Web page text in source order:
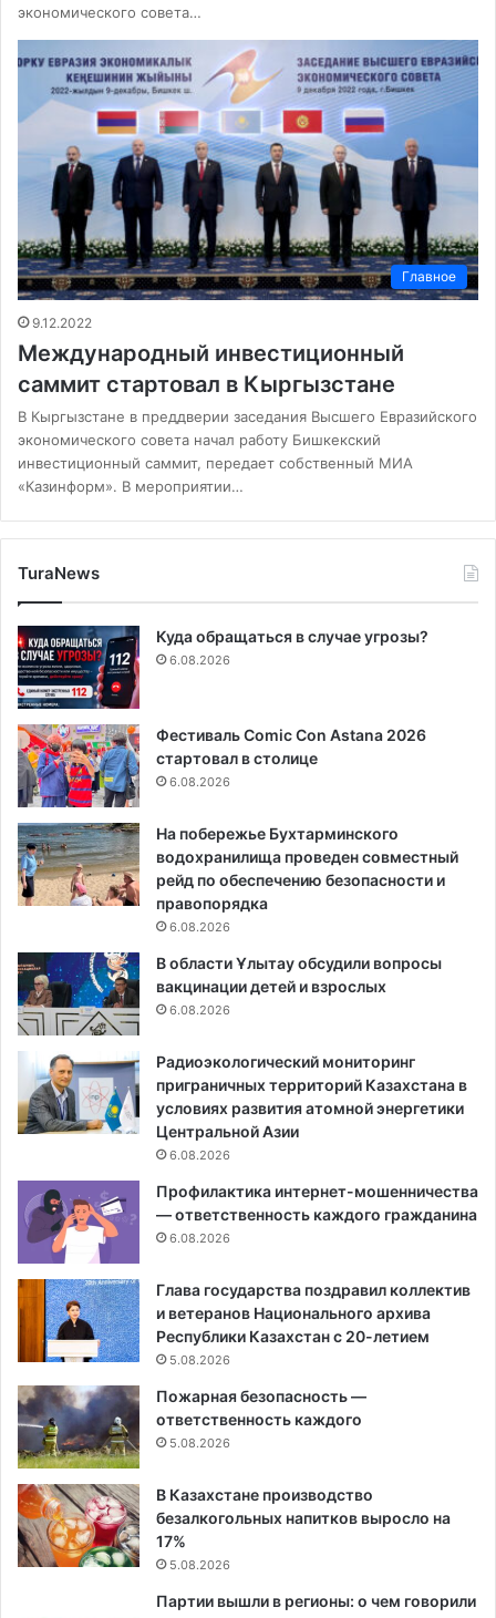
экономического совета…
Главное
9.12.2022
Международный инвестиционный
саммит стартовал в Кыргызстане
В Кыргызстане в преддверии заседания Высшего Евразийского
экономического совета начал работу Бишкекский
инвестиционный саммит, передает собственный МИА
«Казинформ». В мероприятии…
TuraNews
Куда обращаться в случае угрозы?
6.08.2026
Фестиваль Comic Con Astana 2026
стартовал в столице
6.08.2026
На побережье Бухтарминского
водохранилища проведен совместный
рейд по обеспечению безопасности и
правопорядка
6.08.2026
В области Ұлытау обсудили вопросы
вакцинации детей и взрослых
6.08.2026
Радиоэкологический мониторинг
приграничных территорий Казахстана в
условиях развития атомной энергетики
Центральной Азии
6.08.2026
Профилактика интернет-мошенничества
— ответственность каждого гражданина
6.08.2026
Глава государства поздравил коллектив
и ветеранов Национального архива
Республики Казахстан с 20-летием
5.08.2026
Пожарная безопасность —
ответственность каждого
5.08.2026
В Казахстане производство
безалкогольных напитков выросло на
17%
5.08.2026
Партии вышли в регионы: о чем говорили